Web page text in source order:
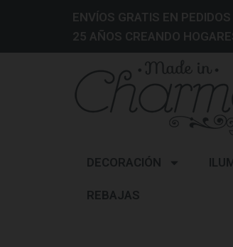
ENVÍOS GRATIS EN
25 AÑOS CREANDO
DECORACIÓN
REBAJAS